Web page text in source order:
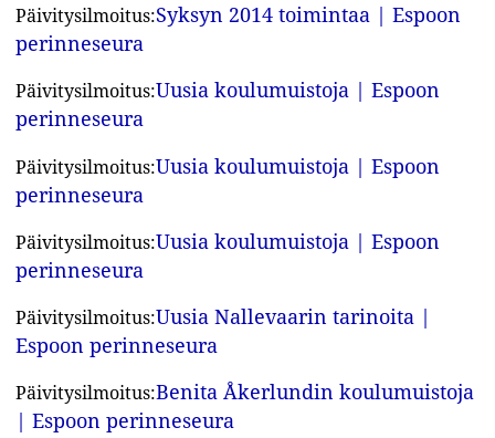
Päivitysilmoitus:Syksyn 2014 toimintaa | Espoon
perinneseura
Päivitysilmoitus:Uusia koulumuistoja | Espoon
perinneseura
Päivitysilmoitus:Uusia koulumuistoja | Espoon
perinneseura
Päivitysilmoitus:Uusia koulumuistoja | Espoon
perinneseura
Päivitysilmoitus:Uusia Nallevaarin tarinoita |
Espoon perinneseura
Päivitysilmoitus:Benita Åkerlundin koulumuistoja
| Espoon perinneseura